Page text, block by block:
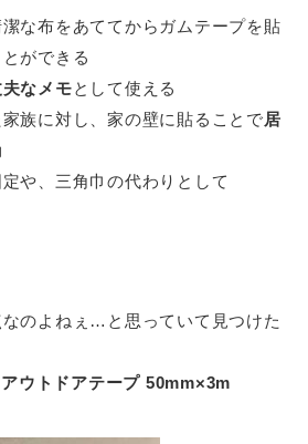
な布をあててからガムテープを貼
ができる
なメモとして使える
族に対し、家の壁に貼ることで居
や、三角巾の代わりとして
のよねぇ…と思っていて見つけた
ウトドアテープ 50mm×3m